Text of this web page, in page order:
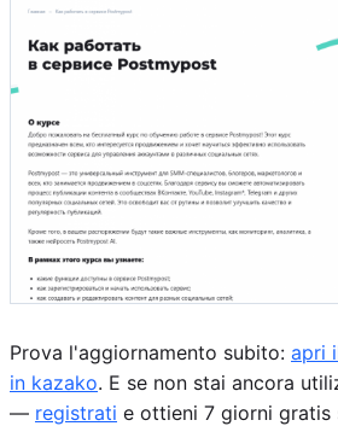
Prova l'aggiornamento subito: apri
in kazako. E se non stai ancora
— registrati e ottieni 7 giorni gratis